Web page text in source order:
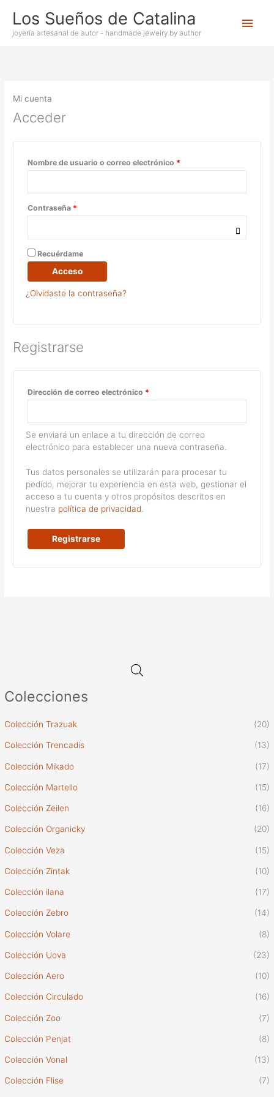
contenido
Los Sueños de Catalina
joyería artesanal de autor - handmade jewelry by author
Colecciones
Colección Trazuak (20)
Colección Trencadis (13)
Colección Mikado (17)
Colección Martello (15)
Colección Zeilen (16)
Colección Organicky (20)
Colección Veza (15)
Colección Zintak (10)
Colección ilana (17)
Colección Zebro (14)
Colección Volare (8)
Colección Uova (23)
Colección Aero (10)
Colección Circulado (16)
Colección Zoo (7)
Colección Penjat (8)
Colección Vonal (13)
Colección Flise (7)
Mi cuenta
Acceder
Nombre de usuario o correo electrónico *
Contraseña *
Recuérdame
Acceso
¿Olvidaste la contraseña?
Registrarse
Dirección de correo electrónico *
Se enviará un enlace a tu dirección de correo
electrónico para establecer una nueva contraseña.
Tus datos personales se utilizarán para procesar tu
pedido, mejorar tu experiencia en esta web, gestionar el
acceso a tu cuenta y otros propósitos descritos en
nuestra política de privacidad
Registrarse